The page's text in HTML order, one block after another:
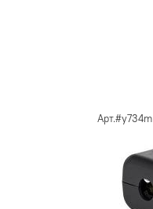
Арт.#y734m